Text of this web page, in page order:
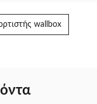
wallbox